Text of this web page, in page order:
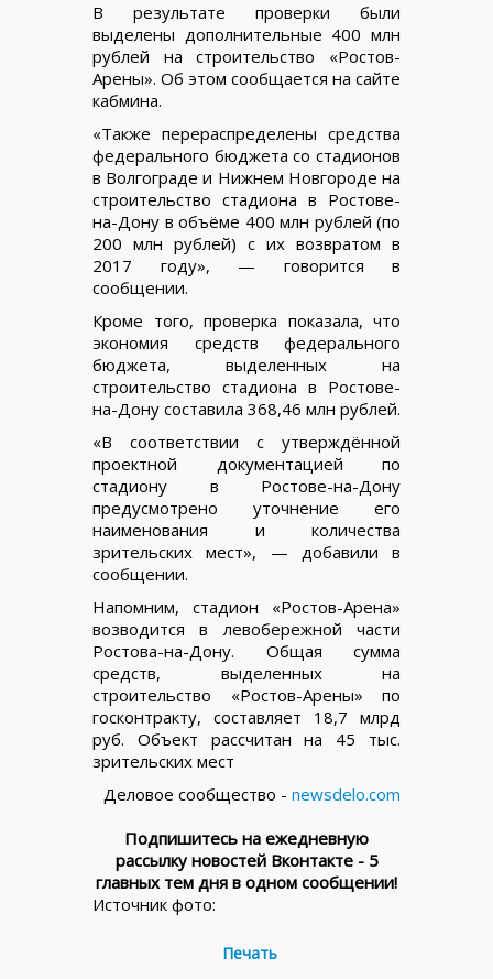
В результате проверки были
выделены дополнительные 400 млн
рублей на строительство «Ростов-
Арены». Об этом сообщается на сайте
кабмина.
«Также перераспределены средства
федерального бюджета со стадионов
в Волгограде и Нижнем Новгороде на
строительство стадиона в Ростове-
на-Дону в объёме 400 млн рублей (по
200 млн рублей) с их возвратом в
2017 году», — говорится в
сообщении.
Кроме того, проверка показала, что
экономия средств федерального
бюджета, выделенных на
строительство стадиона в Ростове-
на-Дону составила 368,46 млн рублей.
«В соответствии с утверждённой
проектной документацией по
стадиону в Ростове-на-Дону
предусмотрено уточнение его
наименования и количества
зрительских мест», — добавили в
сообщении.
Напомним, стадион «Ростов-Арена»
возводится в левобережной части
Ростова-на-Дону. Общая сумма
средств, выделенных на
строительство «Ростов-Арены» по
госконтракту, составляет 18,7 млрд
руб. Объект рассчитан на 45 тыс.
зрительских мест
Деловое сообщество - newsdelo.com
Подпишитесь на ежедневную
рассылку новостей Вконтакте - 5
главных тем дня в одном сообщении!
Источник фото:
Печать